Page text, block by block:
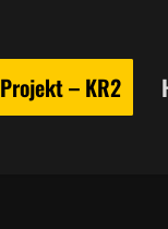
Projekt – KR2